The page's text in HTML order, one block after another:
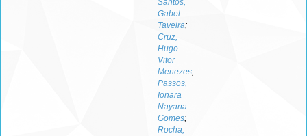
Santos,
Gabel
Taveira;
Cruz,
Hugo
Vitor
Menezes;
Passos,
Ionara
Nayana
Gomes;
Rocha,